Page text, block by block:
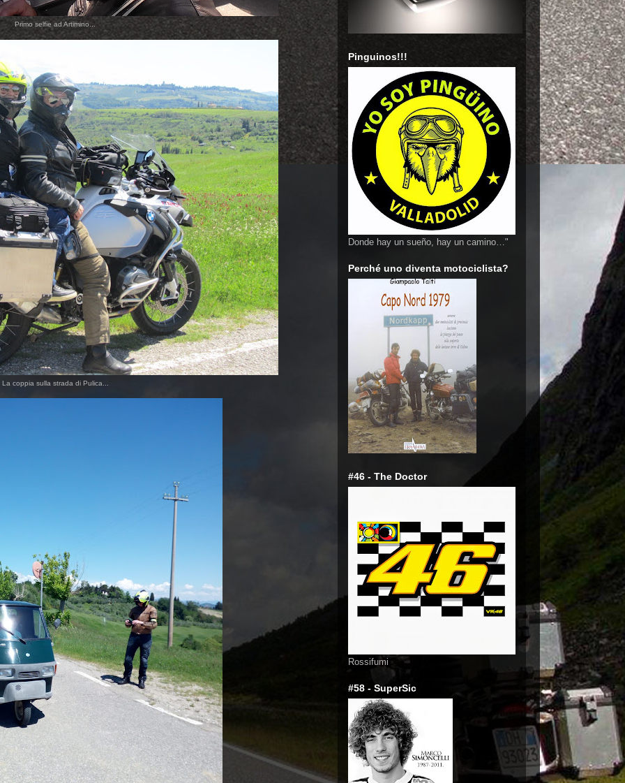
Primo selfie ad Artimino...
La coppia sulla strada di Pulica...
Pinguinos!!!
Donde hay un sueño, hay un camino…"
Perché uno diventa motociclista?
#46 - The Doctor
Rossifumi
#58 - SuperSic